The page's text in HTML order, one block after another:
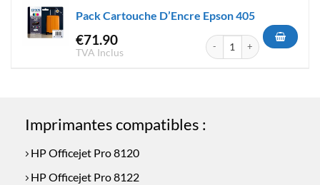
Pack Cartouche D’Encre Epson 405
€71.90
TVA Inclus
quantité de Pack Cartouche
Imprimantes compatibles :
HP Officejet Pro 8120
HP Officejet Pro 8122